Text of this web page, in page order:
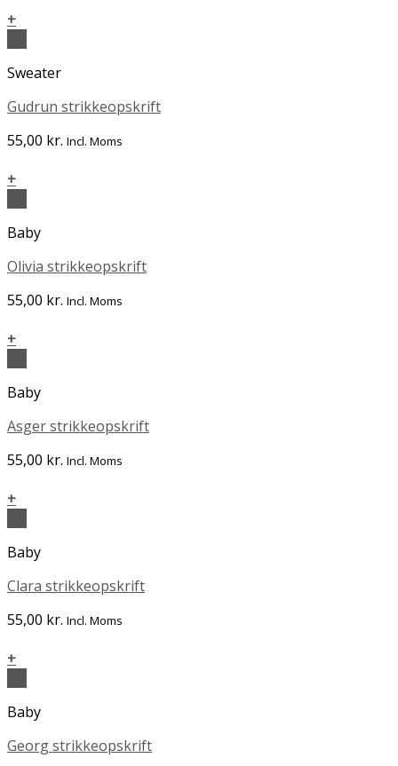
+
Sweater
Gudrun strikkeopskrift
55,00 kr. Incl. Moms
+
Baby
Olivia strikkeopskrift
55,00 kr. Incl. Moms
+
Baby
Asger strikkeopskrift
55,00 kr. Incl. Moms
+
Baby
Clara strikkeopskrift
55,00 kr. Incl. Moms
+
Baby
Georg strikkeopskrift